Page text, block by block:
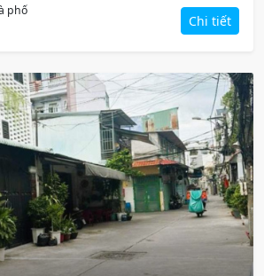
phố
Chi tiết